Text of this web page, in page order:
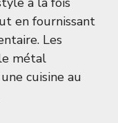
en fournissant
Les
métal
cuisine au